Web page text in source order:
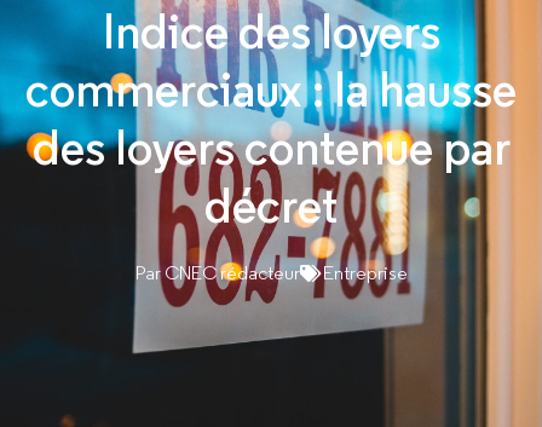
Indice des loyers
commerciaux : la hausse
des loyers contenue par
décret
ParCNEC rédacteur Entreprise